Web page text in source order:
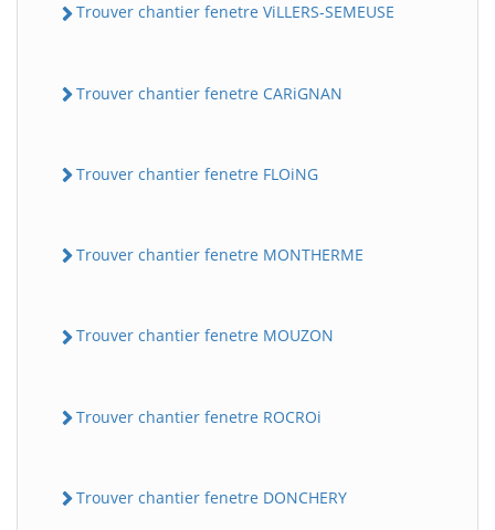
Trouver chantier fenetre ViLLERS-SEMEUSE
Trouver chantier fenetre CARiGNAN
Trouver chantier fenetre FLOiNG
Trouver chantier fenetre MONTHERME
Trouver chantier fenetre MOUZON
Trouver chantier fenetre ROCROi
Trouver chantier fenetre DONCHERY